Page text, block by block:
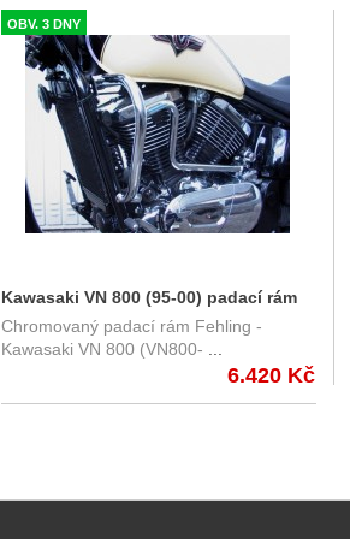
OBV. 3 DNY
Kawasaki VN 800 (95-00) padací rám
Fehling
Chromovaný padací rám Fehling -
Kawasaki VN 800 (VN800-
6.420 Kč